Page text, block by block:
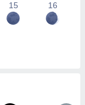
15 16